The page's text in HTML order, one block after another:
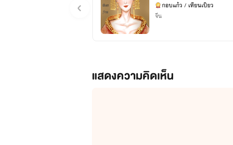
กอบแก้ว / เทียนเปียว
จีน
แสดงความคิดเห็น